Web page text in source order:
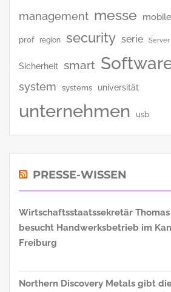
management messe mobile
prof region security serie Server
Sicherheit smart
system systems universität
unternehmen usb
PRESSE-WISSEN
Wirtschaftsstaatssekretär
besucht Handwerksbetrieb im
Freiburg
Northern Discovery Metals gibt